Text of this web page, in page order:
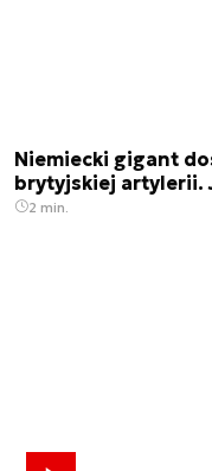
Niemiecki gigant
brytyjskiej artylerii.
2 min.